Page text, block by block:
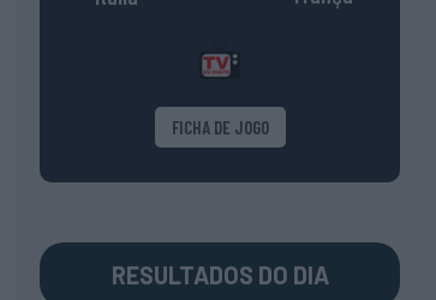
FICHA DE JOGO
RESULTADOS DO DIA